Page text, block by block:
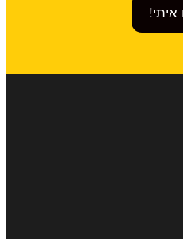
איתי!